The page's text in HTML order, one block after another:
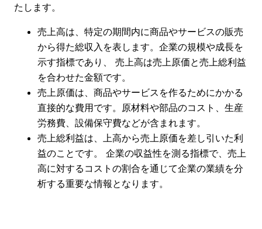
たします。
売上高は、特定の期間内に商品やサービスの販売
から得た総収入を表します。企業の規模や成長を
示す指標であり、 売上高は売上原価と売上総利益
を合わせた金額です。
売上原価は、商品やサービスを作るためにかかる
直接的な費用です。原材料や部品のコスト、生産
労務費、設備保守費などが含まれます。
売上総利益は、上高から売上原価を差し引いた利
益のことです。 企業の収益性を測る指標で、売上
高に対するコストの割合を通じて企業の業績を分
析する重要な情報となります。